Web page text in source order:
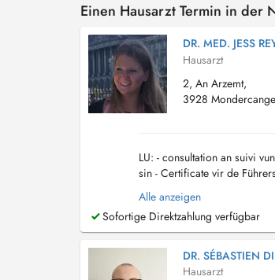
Einen Hausarzt Termin in der
DR. MED. JESS
Hausarzt
2, An Arzemt,
3928 Mondercange
LU: - consultation an suivi
sin - Certificate vir de
un oder schreiwt eng mail
Alle anzeigen
Sofortige Direktzahlung verfügbar
DR. SÉBASTIEN
Hausarzt